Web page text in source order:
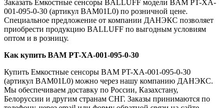
Заказать Емкостные сенсоры BALLUFF модели BAM PT-XA-
001-095-0-30 (артикул BAM01L0) по розничной цене.
Специальное предложение от компании ДАНЭКС позволяет
приобрести продукцию BALLUFF по выгодным условиям
оптом и в розницу.
Как купить BAM PT-XA-001-095-0-30
Купить Емкостные сенсоры BAM PT-XA-001-095-0-30
(артикул BAM01L0) можно через нашу компанию ДАНЭКС.
Мы обеспечиваем доставку по России, Казахстану,
Белоруссии и другим странам СНГ. Заказы принимаются по